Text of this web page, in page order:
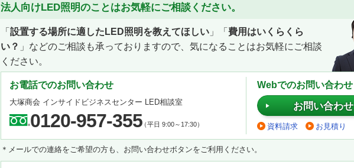
法人向けLED照明のことはお気軽にご相談ください。
「 設置する場所に適したLED照明を教えてほしい 」「 費用はいくらくら
い？ 」などのご相談も承っておりますので、気になることはお気軽にご相談
ください。
お電話でのお問い合わせ
大塚商会 インサイドビジネスセンター LED相談室
0120-957-355（平日 9:00～17:30）
Webでのお問い合わせ
お問い合わせ
資料請求 お見積り
＊メールでの連絡をご希望の方も、お問い合わせボタンをご利用ください。